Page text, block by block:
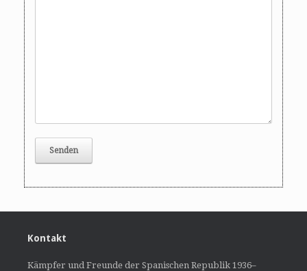
Kontakt
Kämpfer und Freunde der Spanischen Republik 1936–